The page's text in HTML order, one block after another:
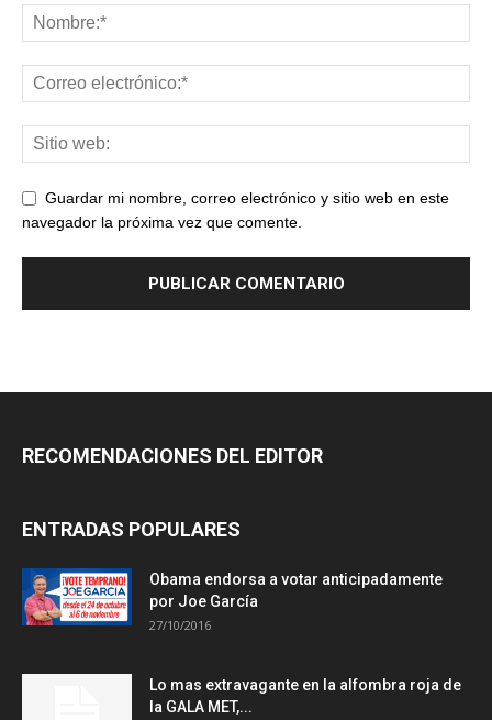
Guardar mi nombre, correo electrónico y sitio web en este
navegador la próxima vez que comente.
RECOMENDACIONES DEL EDITOR
ENTRADAS POPULARES
Obama endorsa a votar anticipadamente
por Joe García
27/10/2016
Lo mas extravagante en la alfombra roja de
la GALA MET,...